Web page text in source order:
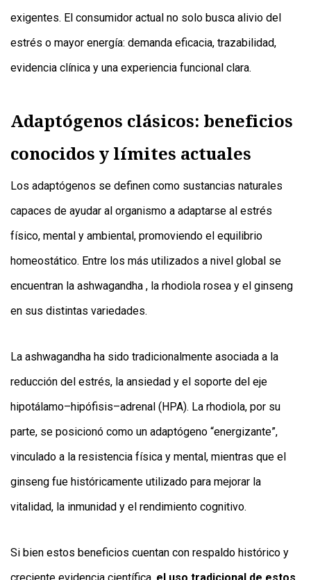
exigentes. El consumidor actual no solo busca alivio del
estrés o mayor energía: demanda eficacia, trazabilidad,
evidencia clínica y una experiencia funcional clara.
Adaptógenos clásicos: beneficios
conocidos y límites actuales
Los adaptógenos se definen como sustancias naturales
capaces de ayudar al organismo a adaptarse al estrés
físico, mental y ambiental, promoviendo el equilibrio
homeostático. Entre los más utilizados a nivel global se
encuentran la ashwagandha , la rhodiola rosea y el ginseng
en sus distintas variedades.
La ashwagandha ha sido tradicionalmente asociada a la
reducción del estrés, la ansiedad y el soporte del eje
hipotálamo–hipófisis–adrenal (HPA). La rhodiola, por su
parte, se posicionó como un adaptógeno “energizante”,
vinculado a la resistencia física y mental, mientras que el
ginseng fue históricamente utilizado para mejorar la
vitalidad, la inmunidad y el rendimiento cognitivo.
Si bien estos beneficios cuentan con respaldo histórico y